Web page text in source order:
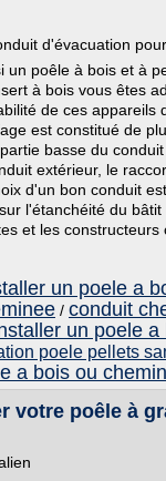
d'évacuation
un poêle à bois et à
à bois vous êtes
de ces appareils
est constitué de
basse du
extérieur, le
d'un bon conduit
l'étanchéité du
et les constructeurs
un poele a
/ conduit
un poele a
poele pellets
a bois ou
votre poêle à